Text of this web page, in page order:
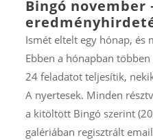
Bingó november
Ismét eltelt egy hónap, és
Ebben a hónapban
24 feladatot teljesítik,
A nyertesek. Minden
a kitöltött Bingó szerint
galériában regisztrált